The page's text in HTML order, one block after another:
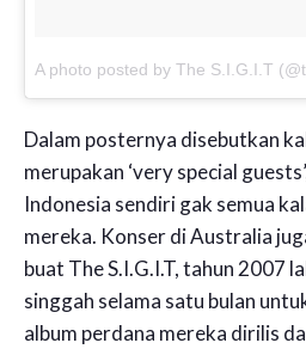
A photo posted by The S.I.G.I.T
Dalam posternya disebutkan
merupakan ‘very special
Indonesia sendiri gak semua
mereka. Konser di Australia
buat The S.I.G.I.T, tahun 2007
singgah selama satu bulan
album perdana mereka dirilis